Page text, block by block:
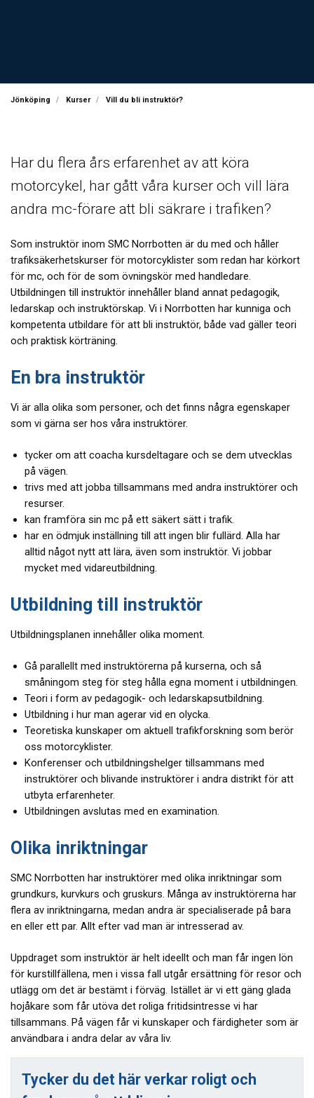
Jönköping Kurser Vill du bli instruktör?
Har du flera års erfarenhet av att köra
motorcykel, har gått våra kurser och vill lära
andra mc-förare att bli säkrare i trafiken?
Som instruktör inom SMC Norrbotten är du med och håller
trafiksäkerhetskurser för motorcyklister som redan har körkort
för mc, och för de som övningskör med handledare.
Utbildningen till instruktör innehåller bland annat pedagogik,
ledarskap och instruktörskap. Vi i Norrbotten har kunniga och
kompetenta utbildare för att bli instruktör, både vad gäller teori
och praktisk körträning.
En bra instruktör
Vi är alla olika som personer, och det finns några egenskaper
som vi gärna ser hos våra instruktörer.
tycker om att coacha kursdeltagare och se dem utvecklas
på vägen.
trivs med att jobba tillsammans med andra instruktörer och
resurser.
kan framföra sin mc på ett säkert sätt i trafik.
har en ödmjuk inställning till att ingen blir fullärd. Alla har
alltid något nytt att lära, även som instruktör. Vi jobbar
mycket med vidareutbildning.
Utbildning till instruktör
Utbildningsplanen innehåller olika moment.
Gå parallellt med instruktörerna på kurserna, och så
småningom steg för steg hålla egna moment i utbildningen.
Teori i form av pedagogik- och ledarskapsutbildning.
Utbildning i hur man agerar vid en olycka.
Teoretiska kunskaper om aktuell trafikforskning som berör
oss motorcyklister.
Konferenser och utbildningshelger tillsammans med
instruktörer och blivande instruktörer i andra distrikt för att
utbyta erfarenheter.
Utbildningen avslutas med en examination.
Olika inriktningar
SMC Norrbotten har instruktörer med olika inriktningar som
grundkurs, kurvkurs och gruskurs. Många av instruktörerna har
flera av inriktningarna, medan andra är specialiserade på bara
en eller ett par. Allt efter vad man är intresserad av.
Uppdraget som instruktör är helt ideellt och man får ingen lön
för kurstillfällena, men i vissa fall utgår ersättning för resor och
utlägg om det är bestämt i förväg. Istället är vi ett gäng glada
hojåkare som får utöva det roliga fritidsintresse vi har
tillsammans. På vägen får vi kunskaper och färdigheter som är
användbara i andra delar av våra liv.
Tycker du det här verkar roligt och